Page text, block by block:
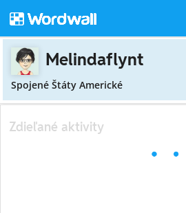
Melindaflynt
Spojené Štáty Americké
Zdieľané aktivity